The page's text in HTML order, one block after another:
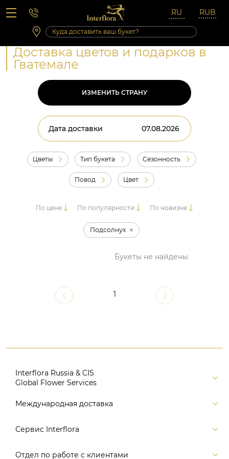
Вопросы-ответы
Сб 10:00 ‐ 14:00
Выходные и праздничные дни
Доставка цветов и подарков в
Гватемале
ИЗМЕНИТЬ СТРАНУ
Дата доставки
Цветы Тип букета Сезонность
Повод Цвет
По цене По популярности По новизне
Подсолнух
Букеты не найдены
1
Interflora Russia & CIS
Global Flower Services
Версия для печати
Поиск
Международная доставка
Россия
Сервис Interflora
Заказ и оплата
Отдел по работе с клиентами